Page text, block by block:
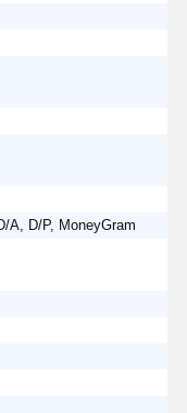
A, D/P, MoneyGram